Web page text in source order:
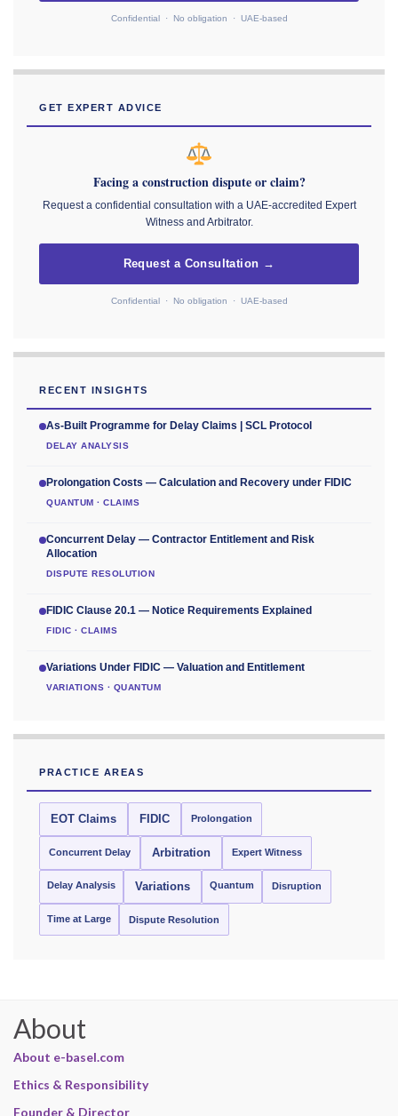
Confidential · No obligation · UAE-based
GET EXPERT ADVICE
Facing a construction dispute or claim?
Request a confidential consultation with a UAE-accredited Expert
Witness and Arbitrator.
Request a Consultation →
Confidential · No obligation · UAE-based
RECENT INSIGHTS
As-Built Programme for Delay Claims | SCL Protocol
DELAY ANALYSIS
Prolongation Costs — Calculation and Recovery under FIDIC
QUANTUM · CLAIMS
Concurrent Delay — Contractor Entitlement and Risk
Allocation
DISPUTE RESOLUTION
FIDIC Clause 20.1 — Notice Requirements Explained
FIDIC · CLAIMS
Variations Under FIDIC — Valuation and Entitlement
VARIATIONS · QUANTUM
PRACTICE AREAS
EOT Claims FIDIC Prolongation
Concurrent Delay Arbitration Expert Witness
Delay Analysis Variations Quantum Disruption
Time at Large Dispute Resolution
About
About e-basel.com
Ethics & Responsibility
Founder & Director